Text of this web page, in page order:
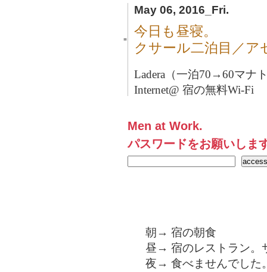
May 06, 2016_Fri.
■
今日も昼寝。
クサール二泊目／ア
Ladera（一泊70→60マナ
Internet@ 宿の無料Wi-Fi
Men at Work.
パスワードをお願いしま
朝→ 宿の朝食
昼→ 宿のレストラン。
夜→ 食べませんでした